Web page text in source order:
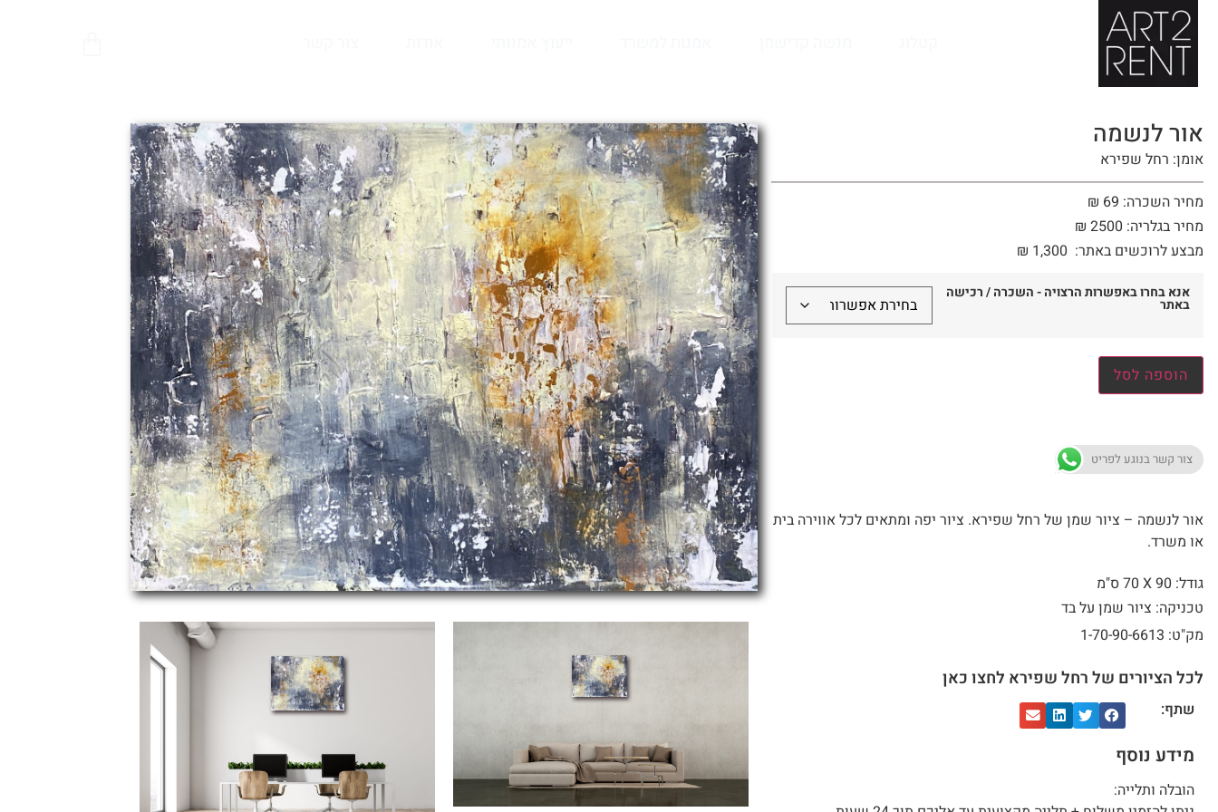
לתוכן
אור לנשמה
אומן: רחל שפירא
מחיר השכרה: 69 ₪
מחיר בגלריה: 2500 ₪
מבצע לרוכשים באתר:
₪ 1,300
אנא בחרו באפשרות הרצויה - השכרה / רכישה
באתר
הוספה לסל
צור קשר בנוגע לפריט
אור לנשמה – ציור שמן של רחל שפירא. ציור יפה ומתאים לכל אווירה בית
או משרד.
גודל: 90 X
70 ס"מ
טכניקה: ציור שמן על בד
מק"ט: 1-70-90-6613
לכל הציורים של רחל שפירא לחצו כאן
שתף:
מידע נוסף
הובלה ותלייה: